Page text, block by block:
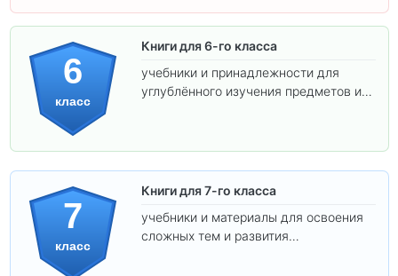
6
класс
Книги для 6-го класса
учебники и принадлежности для
углублённого изучения предметов и
7
класс
Книги для 7-го класса
учебники и материалы для освоения
сложных тем и развития